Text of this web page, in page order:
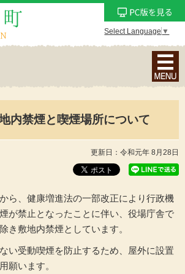
Select Language ▼
ナ
ビ
ン
メ
ュ
ー
示
内禁煙と喫煙場所について
更新日：令和元年 8月28日
ら、健康増進法の一部改正により行政機
が禁止となったことに伴い、役場庁舎で
き敷地内禁煙としています。
い受動喫煙を防止するため、屋外に設置
願います。